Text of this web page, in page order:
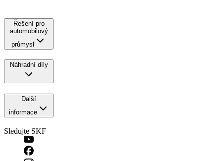
Řešení pro
automobilový
průmysl
Náhradní díly
Další
informace
Sledujte SKF